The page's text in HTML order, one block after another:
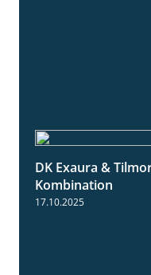
DK Exaura &
Kombination
17.10.2025